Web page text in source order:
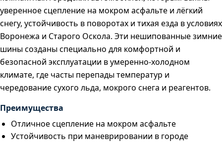
уверенное сцепление на мокром асфальте и лёгкий
снегу, устойчивость в поворотах и тихая езда в условиях
Воронежа и Старого Оскола. Эти нешипованные зимние
шины созданы специально для комфортной и
безопасной эксплуатации в умеренно-холодном
климате, где часты перепады температур и
чередование сухого льда, мокрого снега и реагентов.
Преимущества
Отличное сцепление на мокром асфальте
Устойчивость при маневрировании в городе